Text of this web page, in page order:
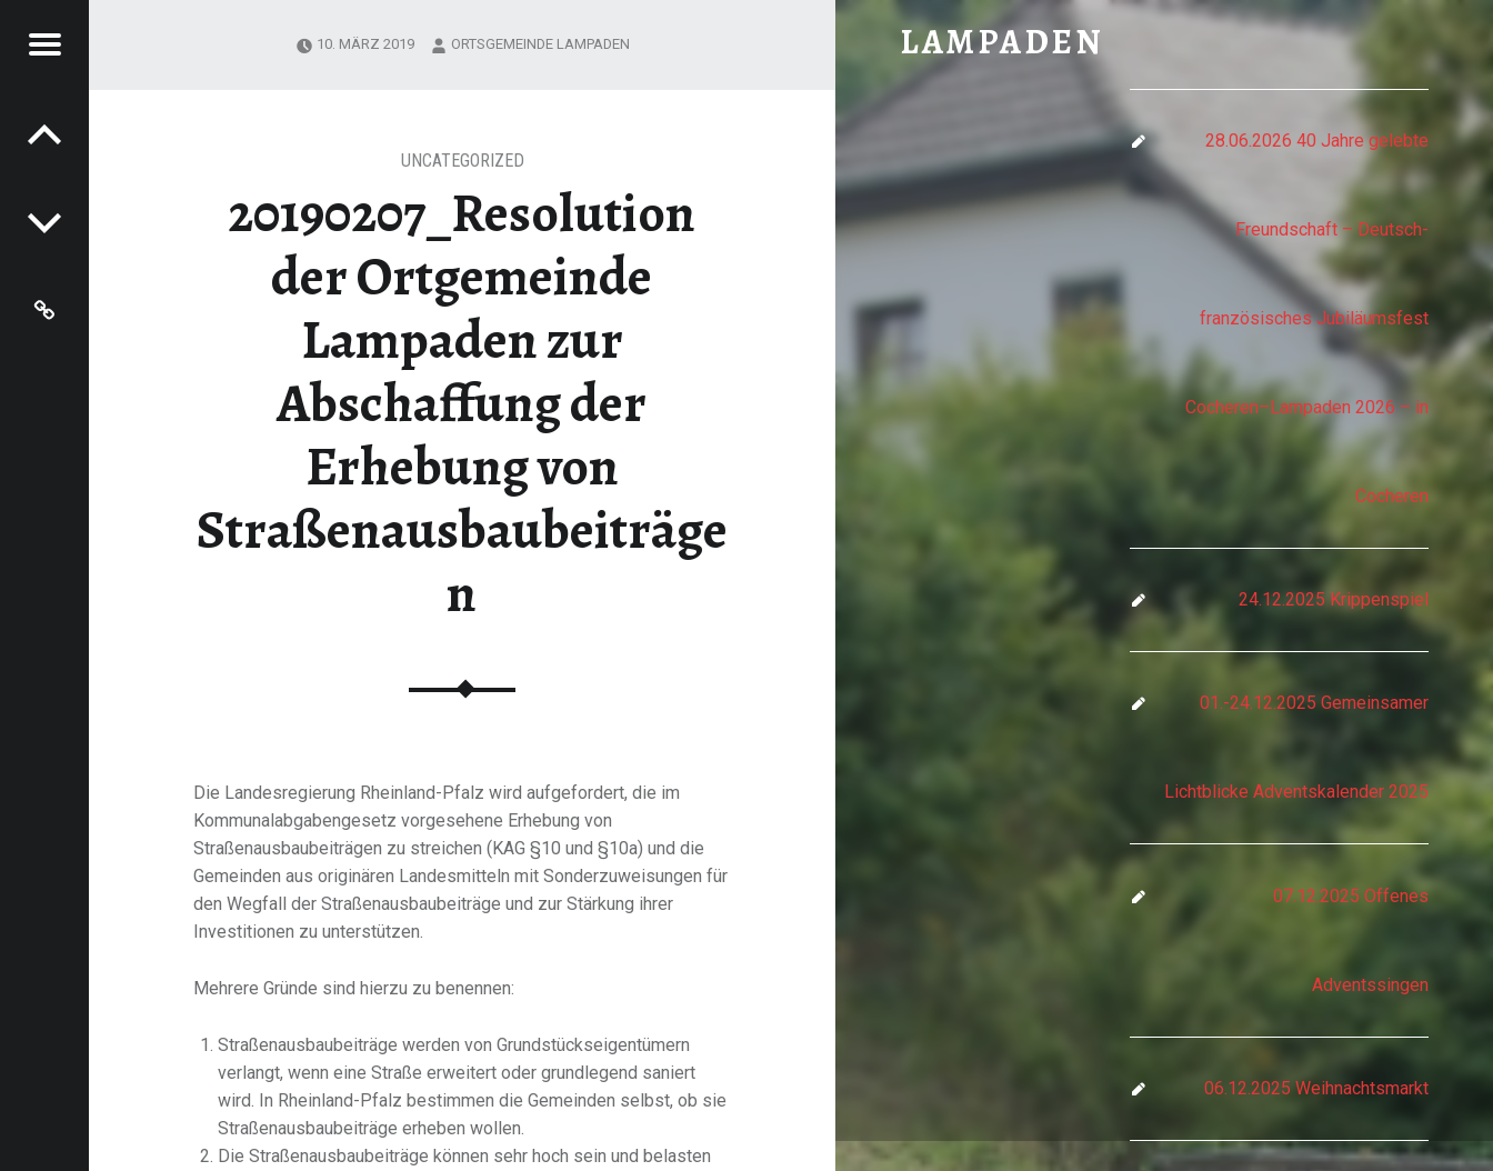
20190207_RESOLUTION DER ORTGEMEINDE LAMPADEN ZUR ABSCHAFFUNG DER ERHEBUNG VON STRASSENAUSBAUBEITRÄGEN - LAMPADEN
LAMPADEN
im vorderen Hochwald gelegen
Menu
28.06.2026 40 Jahre gelebte
Freundschaft – Deutsch-
französisches Jubiläumsfest
Cocheren–Lampaden 2026 – in
Cocheren
24.12.2025 Krippenspiel
01.-24.12.2025 Gemeinsamer
Lichtblicke Adventskalender 2025
07.12.2025 Offenes
Adventssingen
06.12.2025 Weihnachtsmarkt
20190207_Resolution
der Ortgemeinde
Lampaden zur
Abschaffung der
Erhebung von
Straßenausbaubeiträge
n
UNCATEGORIZED
Die Landesregierung Rheinland-Pfalz wird aufgefordert, die im
Kommunalabgabengesetz vorgesehene Erhebung von
Straßenausbaubeiträgen zu streichen (KAG §10 und §10a) und die
Gemeinden aus originären Landesmitteln mit Sonderzuweisungen für
den Wegfall der Straßenausbaubeiträge und zur Stärkung ihrer
Investitionen zu unterstützen.
Mehrere Gründe sind hierzu zu benennen:
Straßenausbaubeiträge werden von Grundstückseigentümern
verlangt, wenn eine Straße erweitert oder grundlegend saniert
wird. In Rheinland-Pfalz bestimmen die Gemeinden selbst, ob sie
Straßenausbaubeiträge erheben wollen.
Die Straßenausbaubeiträge können sehr hoch sein und belasten
10. MÄRZ 2019 ORTSGEMEINDE LAMPADEN